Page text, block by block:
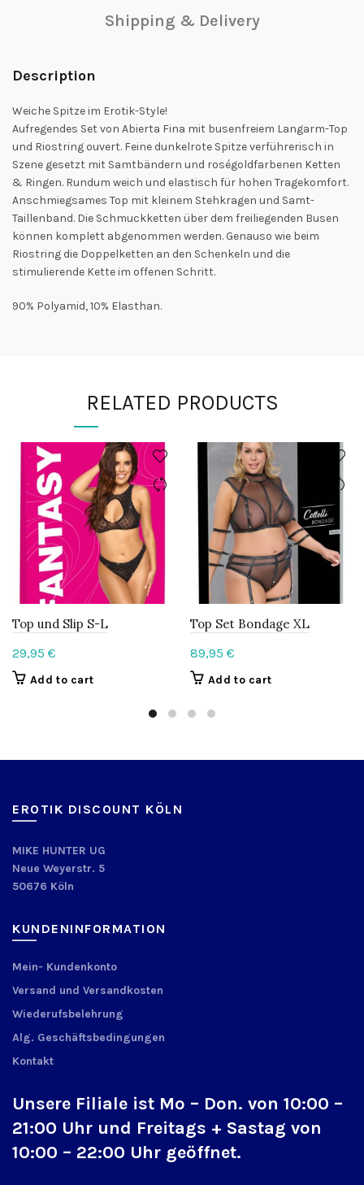
Shipping & Delivery
Description
Weiche Spitze im Erotik-Style!
Aufregendes Set von Abierta Fina mit busenfreiem Langarm-Top
und Riostring ouvert. Feine dunkelrote Spitze verführerisch in
Szene gesetzt mit Samtbändern und roségoldfarbenen Ketten
& Ringen. Rundum weich und elastisch für hohen Tragekomfort.
Anschmiegsames Top mit kleinem Stehkragen und Samt-
Taillenband. Die Schmuckketten über dem freiliegenden Busen
können komplett abgenommen werden. Genauso wie beim
Riostring die Doppelketten an den Schenkeln und die
stimulierende Kette im offenen Schritt.
90% Polyamid, 10% Elasthan.
RELATED PRODUCTS
Top und Slip S-L
29,95 €
Add to cart
Top Set Bondage XL
89,95 €
Add to cart
EROTIK DISCOUNT KÖLN
MIKE HUNTER UG
Neue Weyerstr. 5
50676 Köln
KUNDENINFORMATION
Mein- Kundenkonto
Versand und Versandkosten
Wiederufsbelehrung
Alg. Geschäftsbedingungen
Kontakt
Unsere Filiale ist Mo – Don. von 10:00 –
21:00 Uhr und Freitags + Sastag von
10:00 – 22:00 Uhr geöffnet.